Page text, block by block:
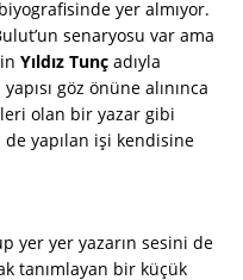
yer almıyor.
senaryosu var ama
Yıldız Tunç adıyla
göz önüne alınınca
olan bir yazar gibi
yapılan işi kendisine
yer yer yazarın sesini de
tanımlayan bir küçük